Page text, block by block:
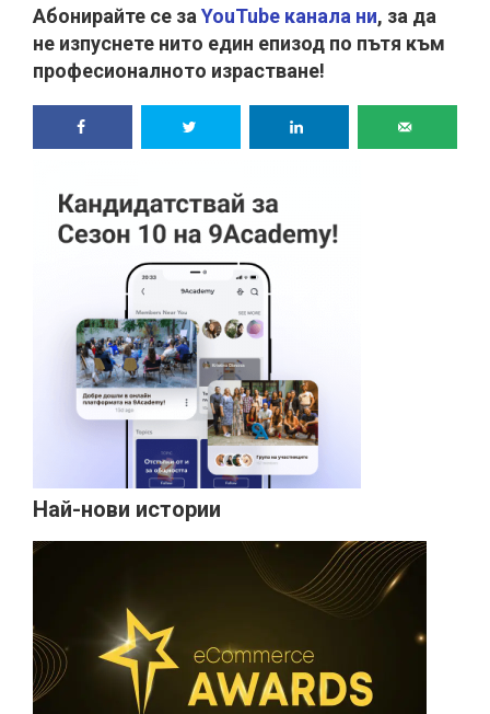
Абонирайте се за YouTube канала ни, за да
не изпуснете нито един епизод по пътя към
професионалното израстване!
Най-нови истории